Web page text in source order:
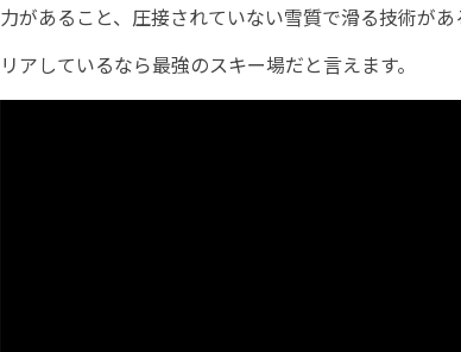
力があること、圧接されていない雪質で滑る技術が
リアしているなら最強のスキー場だと言えます。